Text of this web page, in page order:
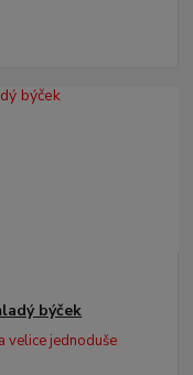
býček
velice jednoduše